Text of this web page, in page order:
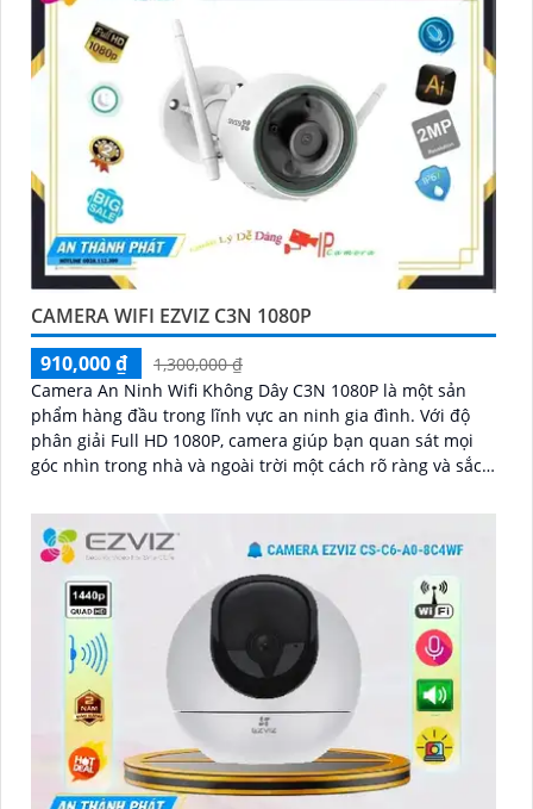
CAMERA WIFI EZVIZ C3N 1080P
910,000 ₫
1,300,000 ₫
Camera An Ninh Wifi Không Dây C3N 1080P là một sản
phẩm hàng đầu trong lĩnh vực an ninh gia đình. Với độ
phân giải Full HD 1080P, camera giúp bạn quan sát mọi
góc nhìn trong nhà và ngoài trời một cách rõ ràng và sắc